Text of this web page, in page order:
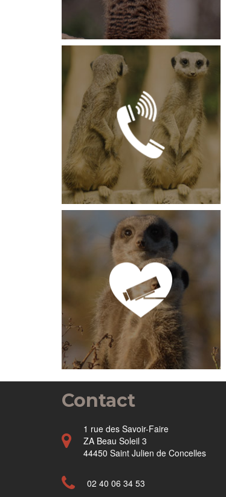
Contact
1 rue des Savoir-Faire
ZA Beau Soleil 3
44450 Saint Julien de Concelles
02 40 06 34 53